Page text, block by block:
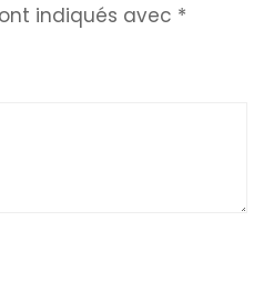
indiqués avec *